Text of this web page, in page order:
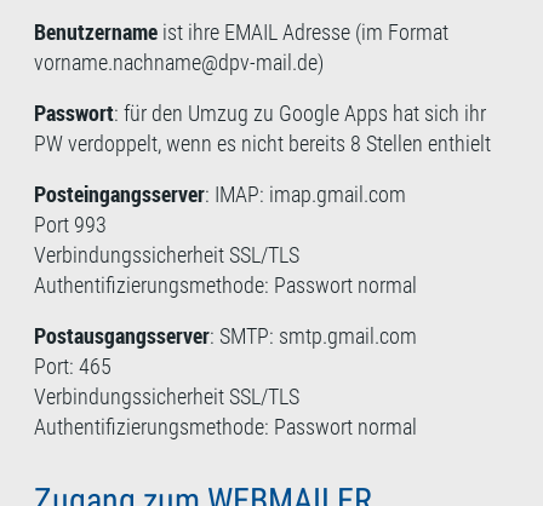
Benutzername ist ihre EMAIL Adresse (im Format
vorname.nachname@dpv-mail.de)
Passwort: für den Umzug zu Google Apps hat sich ihr
PW verdoppelt, wenn es nicht bereits 8 Stellen enthielt
Posteingangsserver: IMAP: imap.gmail.com
Port 993
Verbindungssicherheit SSL/TLS
Authentifizierungsmethode: Passwort normal
Postausgangsserver: SMTP: smtp.gmail.com
Port: 465
Verbindungssicherheit SSL/TLS
Authentifizierungsmethode: Passwort normal